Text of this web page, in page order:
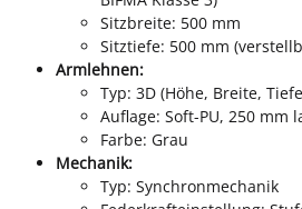
Sitzbreite: 500 mm
Sitztiefe: 500 mm
Armlehnen:
Typ: 3D (Höhe, Breite,
Auflage: Soft-PU, 250 mm
Farbe: Grau
Mechanik:
Typ: Synchronmechanik